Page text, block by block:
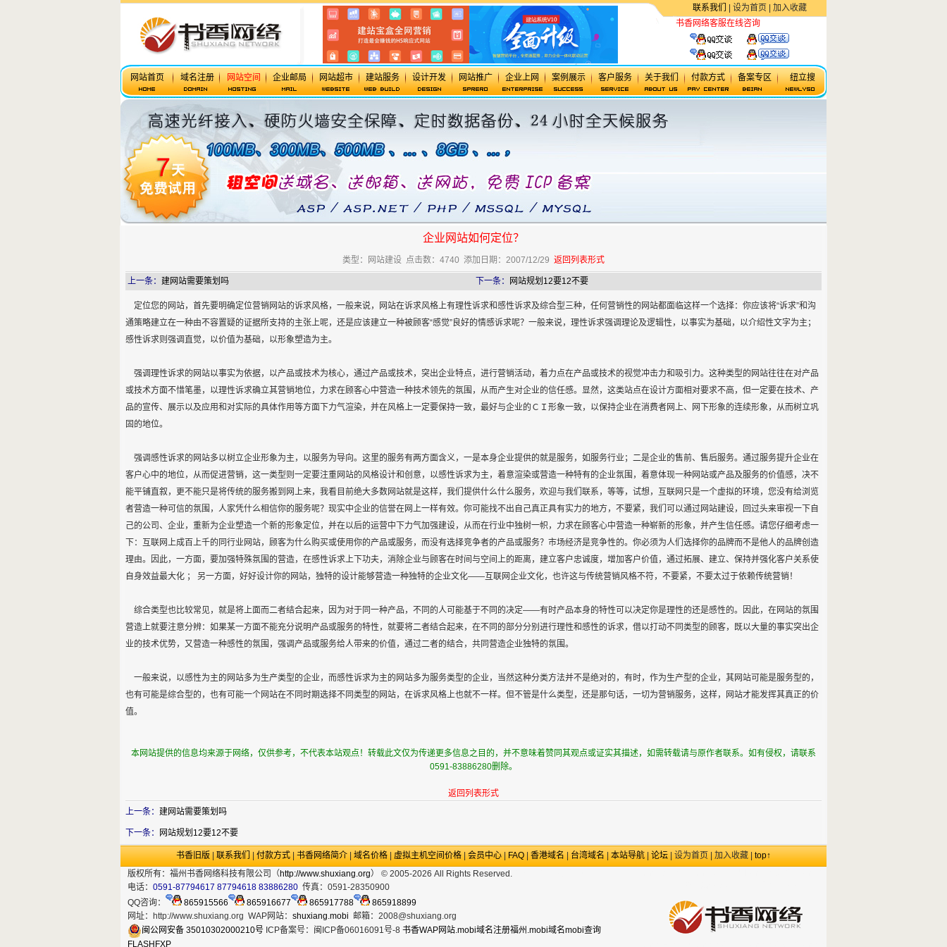
联系我们 设为首页
加入收藏
书香网络客服在线咨询
网站首页 域名注册 网站空间 企业邮局 网站超市 建站服务 设计开发 网站推广 企业上网 案例展示 客户服务 关于我们 付款方式 备案专区 纽立搜
企业网站如何定位？
类型：网站建设 点击数：4740 添加日期：2007/12/29 返回列表形式
上一条： 建网站需要策划吗 下一条： 网站规划12要12不要
定位您的网站，首先要明确定位营销网站的诉求风格，一般来说，网站在诉求风格上有理性诉求和感性诉求及综合型三种，任何营销性的网站都面临这样一个选择：你应该将“诉求”和沟
通策略建立在一种由不容置疑的证据所支持的主张上呢，还是应该建立一种被顾客“感觉”良好的情感诉求呢？一般来说，理性诉求强调理论及逻辑性，以事实为基础，以介绍性文字为主；
感性诉求则强调直觉，以价值为基础，以形象塑造为主。
强调理性诉求的网站以事实为依据，以产品或技术为核心，通过产品或技术，突出企业特点，进行营销活动，着力点在产品或技术的视觉冲击力和吸引力。这种类型的网站往往在对产品
或技术方面不惜笔墨，以理性诉求确立其营销地位，力求在顾客心中营造一种技术领先的氛围，从而产生对企业的信任感。显然，这类站点在设计方面相对要求不高，但一定要在技术、产
品的宣传、展示以及应用和对实际的具体作用等方面下力气渲染，并在风格上一定要保持一致，最好与企业的ＣＩ形象一致，以保持企业在消费者网上、网下形象的连续形象，从而树立巩
固的地位。
强调感性诉求的网站多以树立企业形象为主，以服务为导向。这里的服务有两方面含义，一是本身企业提供的就是服务，如服务行业；二是企业的售前、售后服务。通过服务提升企业在
客户心中的地位，从而促进营销，这一类型则一定要注重网站的风格设计和创意，以感性诉求为主，着意渲染或营造一种特有的企业氛围，着意体现一种网站或产品及服务的价值感，决不
能平铺直叙，更不能只是将传统的服务搬到网上来，我看目前绝大多数网站就是这样，我们提供什么什么服务，欢迎与我们联系，等等，试想，互联网只是一个虚拟的环境，您没有给浏览
者营造一种可信的氛围，人家凭什么相信你的服务呢？现实中企业的信誉在网上一样有效。你可能找不出自己真正具有实力的地方，不要紧，我们可以通过网站建设，回过头来审视一下自
己的公司、企业，重新为企业塑造一个新的形象定位，并在以后的运营中下力气加强建设，从而在行业中独树一帜，力求在顾客心中营造一种崭新的形象，并产生信任感。请您仔细考虑一
下：互联网上成百上千的同行业网站，顾客为什么购买或使用你的产品或服务，而没有选择竞争者的产品或服务？市场经济是竞争性的。你必须为人们选择你的品牌而不是他人的品牌创造
理由。因此，一方面，要加强特殊氛围的营造，在感性诉求上下功夫，消除企业与顾客在时间与空间上的距离，建立客户忠诚度，增加客户价值，通过拓展、建立、保持并强化客户关系使
自身效益最大化 ； 另一方面，好好设计你的网站，独特的设计能够营造一种独特的企业文化——互联网企业文化，也许这与传统营销风格不符，不要紧，不要太过于依赖传统营销！
综合类型也比较常见，就是将上面而二者结合起来，因为对于同一种产品，不同的人可能基于不同的决定——有时产品本身的特性可以决定你是理性的还是感性的。因此，在网站的氛围
营造上就要注意分辨：如果某一方面不能充分说明产品或服务的特性，就要将二者结合起来，在不同的部分分别进行理性和感性的诉求，借以打动不同类型的顾客，既以大量的事实突出企
业的技术优势，又营造一种感性的氛围，强调产品或服务给人带来的价值，通过二者的结合，共同营造企业独特的氛围。
一般来说，以感性为主的网站多为生产类型的企业，而感性诉求为主的网站多为服务类型的企业，当然这种分类方法并不是绝对的，有时，作为生产型的企业，其网站可能是服务型的，
也有可能是综合型的，也有可能一个网站在不同时期选择不同类型的网站，在诉求风格上也就不一样。但不管是什么类型，还是那句话，一切为营销服务，这样，网站才能发挥其真正的价
值。
本网站提供的信息均来源于网络，仅供参考，不代表本站观点！转载此文仅为传递更多信息之目的，并不意味着赞同其观点或证实其描述，如需转载请与原作者联系。如有侵权，请联系
0591-83886280删除。
返回列表形式
上一条： 建网站需要策划吗
下一条： 网站规划12要12不要
书香旧版|联系我们|付款方式|书香网络简介|域名价格|虚拟主机空间价格|会员中心|FAQ|香港域名|台湾域名|本站导航|论坛|设为首页|加入收藏|top↑
版权所有：福州书香网络科技有限公司（http://www.shuxiang.org） © 2005-2026 All Rights Reserved.
电话： 0591-87794617 87794618 83886280 传真： 0591-28350900
QQ咨询：
865915566 865916677 865917788
865918899
网址：
http://www.shuxiang.org WAP网站： shuxiang.mobi 邮箱： 2008@shuxiang.org
闽公网安备 35010302000210号 ICP备案号：闽ICP备06016091号-8 书香WAP网站.mobi域名注册福州.mobi域名mobi查询
FLASHFXP